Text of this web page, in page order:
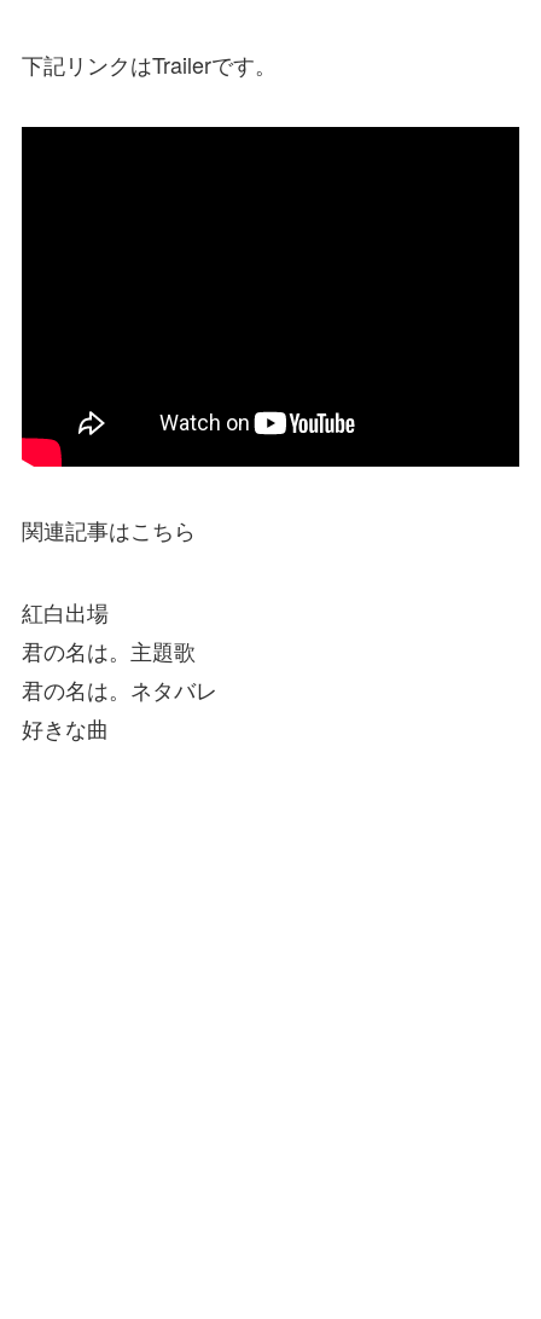
下記リンクはTrailerです。
関連記事はこちら
紅白出場
君の名は。主題歌
君の名は。ネタバレ
好きな曲